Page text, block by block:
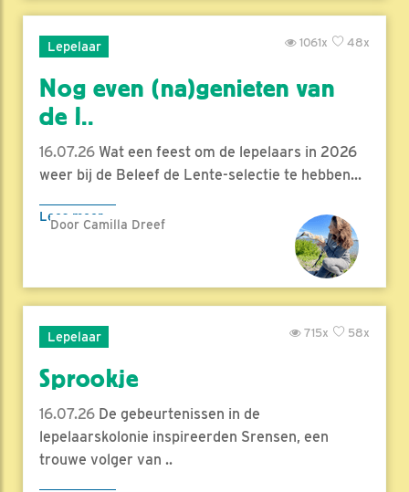
Lepelaar 48x
1061x
Nog even (na)genieten van
de l..
16.07.26 Wat een feest om de lepelaars in 2026
weer bij de Beleef de Lente-selectie te hebben...
Lees meer
Door Camilla Dreef
Lepelaar 58x
715x
Sprookje
16.07.26 De gebeurtenissen in de
lepelaarskolonie inspireerden Srensen, een
trouwe volger van ..